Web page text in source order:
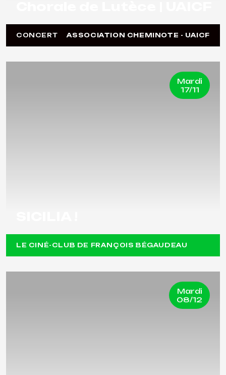
CONCERT ASSOCIATION CHEMINOTE - UAICF
Mardi
17/11
LE CINÉ-CLUB DE FRANÇOIS BÉGAUDEAU
Mardi
08/12